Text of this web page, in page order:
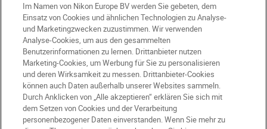
AT Nikon Sites
Kontaktieren Sie uns
Datenschutzhinweis
Nutzungsbedingungen
Geschäftsbedingungen des Nikon Stores
Cookie-Hinweise
Barrierefreiheit
Cookie-Einstellungen
© 2026 Nikon
Im Namen von Nikon Europe BV werden Sie gebeten, dem
Einsatz von Cookies und ähnlichen Technologien zu Analyse-
und Marketingzwecken zuzustimmen. Wir verwenden
Analyse-Cookies, um aus den gesammelten
Benutzerinformationen zu lernen. Drittanbieter nutzen
Marketing-Cookies, um Werbung für Sie zu personalisieren
und deren Wirksamkeit zu messen. Drittanbieter-Cookies
können auch Daten außerhalb unserer Websites sammeln.
Durch Anklicken von „Alle akzeptieren“ erklären Sie sich mit
dem Setzen von Cookies und der Verarbeitung
personenbezogener Daten einverstanden. Wenn Sie mehr zu